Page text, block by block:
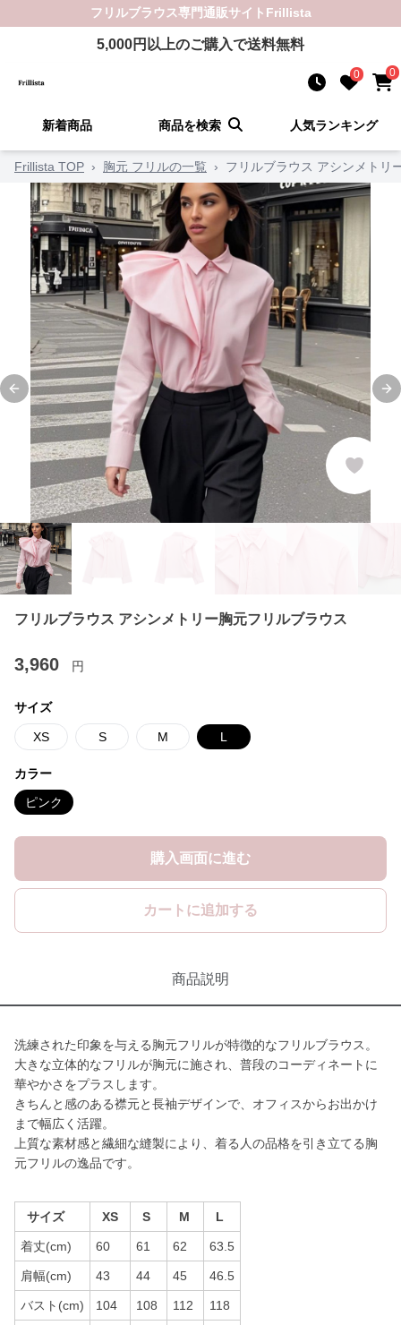
フリルブラウス専門通販サイト Frillista
5,000円以上のご購入で送料無料
0 0
新着商品 商品を検索 人気ランキング
Frillista TOP › 胸元 フリルの一覧 › フリルブラウス アシンメトリ
Previous slide
フリルブラウス アシンメトリー胸元フリルブラウス
3,960 円
サイズ
XS S M L
カラー
ピンク
購入画面に進む
カートに追加する
商品説明
洗練された印象を与える胸元フリルが特徴的なフリルブラウス。
大きな立体的なフリルが胸元に施され、普段のコーディネートに
華やかさをプラスします。
きちんと感のある襟元と長袖デザインで、オフィスからお出かけ
まで幅広く活躍。
上質な素材感と繊細な縫製により、着る人の品格を引き立てる胸
元フリルの逸品です。
サイズ XS S M L
着丈(cm) 60 61 62 63.5
肩幅(cm) 43 44 45 46.5
バスト(cm) 104 108 112 118